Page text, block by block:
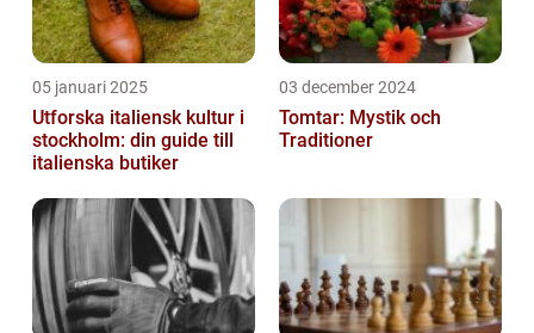
05 januari 2025
Utforska italiensk kultur i
stockholm: din guide till
italienska butiker
03 december 2024
Tomtar: Mystik och
Traditioner